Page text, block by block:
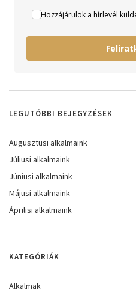
Hozzájárulok a hírlevél
LEGUTÓBBI BEJEGYZÉSEK
Augusztusi alkalmaink
Júliusi alkalmaink
Júniusi alkalmaink
Májusi alkalmaink
Áprilisi alkalmaink
KATEGÓRIÁK
Alkalmak